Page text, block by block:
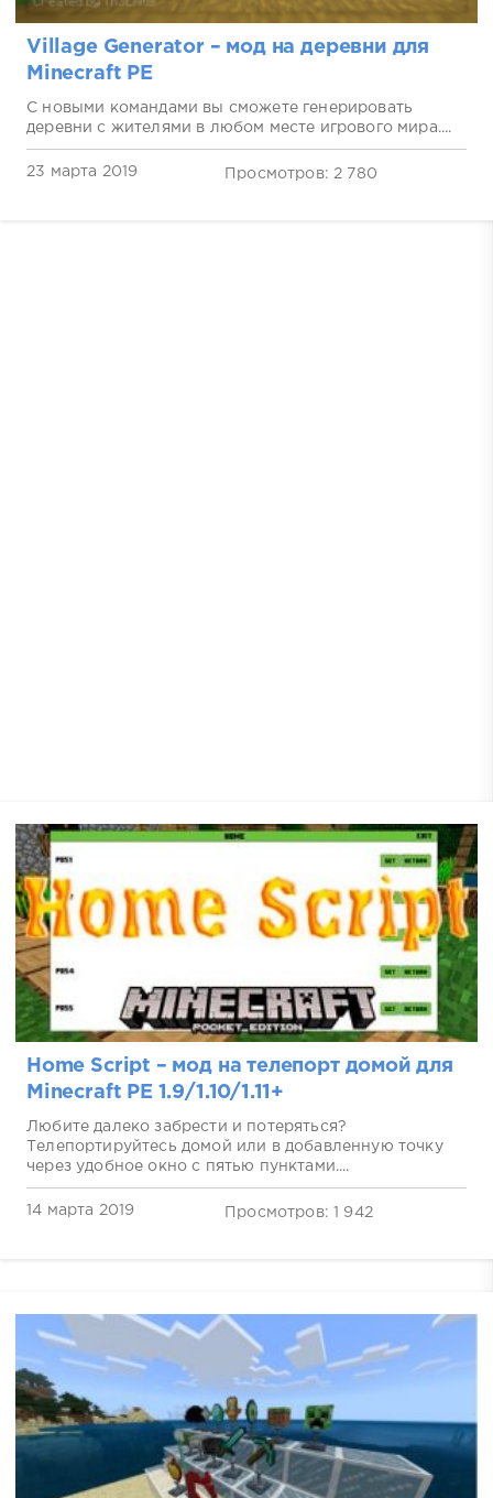
Village Generator – мод на деревни для
Minecraft PE
С новыми командами вы сможете генерировать
деревни с жителями в любом месте игрового мира....
23 марта 2019 Просмотров: 2 780
Home Script – мод на телепорт домой для
Minecraft PE 1.9/1.10/1.11+
Любите далеко забрести и потеряться?
Телепортируйтесь домой или в добавленную точку
через удобное окно с пятью пунктами....
14 марта 2019 Просмотров: 1 942